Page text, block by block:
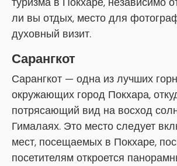
ли вы отдых, место для
духовный визит.
Сарангкот
Сарангкот — одна из лучших
окружающих город Покхара,
потрясающий вид на восход
Гималаях. Это место следует
мест, посещаемых в Покхаре,
посетителям откроется